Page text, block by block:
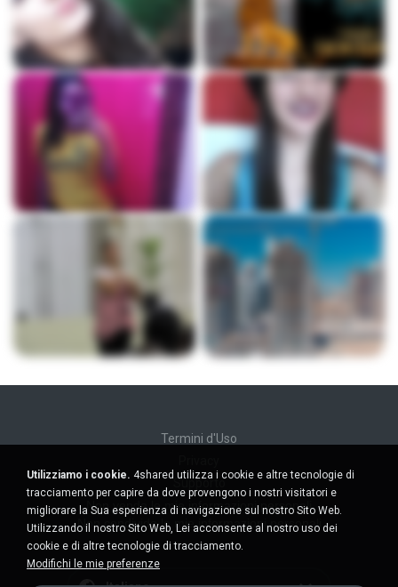
Termini d'Uso
Supporto
Non venda le mie informazioni personali
Non condivida le mie informazioni personali
Utilizziamo i cookie. 4shared utilizza i cookie e altre tecnologie di
tracciamento per capire da dove provengono i nostri visitatori e
migliorare la Sua esperienza di navigazione sul nostro Sito Web.
Utilizzando il nostro Sito Web, Lei acconsente al nostro uso dei
cookie e di altre tecnologie di tracciamento.
Modifichi le mie preferenze